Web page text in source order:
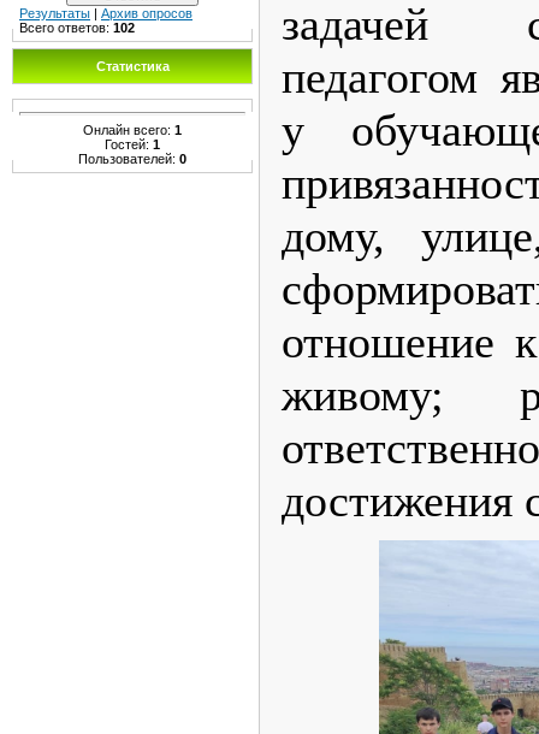
Результаты
Архив опросов
Всего ответов: 102
Статистика
Онлайн всего: 1
Гостей: 1
Пользователей: 0
задачей
педагогом
у
дому,
отношение
живому;
достижения